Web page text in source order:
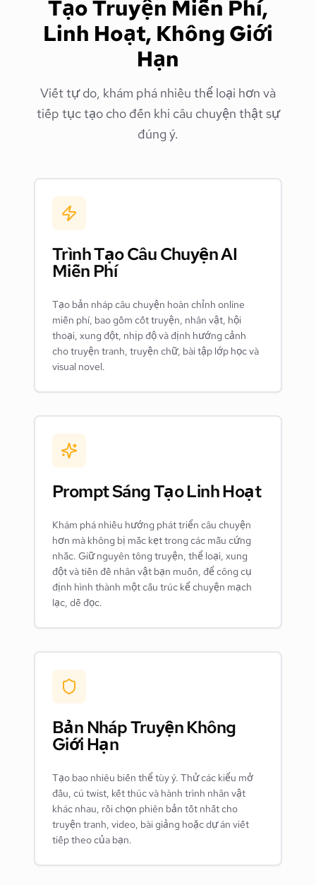
Tạo Truyện Miễn Phí,
Linh Hoạt, Không Giới
Hạn
Viết tự do, khám phá nhiều thể loại hơn và
tiếp tục tạo cho đến khi câu chuyện thật sự
đúng ý.
Trình Tạo Câu Chuyện AI
Miễn Phí
Tạo bản nháp câu chuyện hoàn chỉnh online
miễn phí, bao gồm cốt truyện, nhân vật, hội
thoại, xung đột, nhịp độ và định hướng cảnh
cho truyện tranh, truyện chữ, bài tập lớp học và
visual novel.
Prompt Sáng Tạo Linh Hoạt
Khám phá nhiều hướng phát triển câu chuyện
hơn mà không bị mắc kẹt trong các mẫu cứng
nhắc. Giữ nguyên tông truyện, thể loại, xung
đột và tiền đề nhân vật bạn muốn, để công cụ
định hình thành một cấu trúc kể chuyện mạch
lạc, dễ đọc.
Bản Nháp Truyện Không
Giới Hạn
Tạo bao nhiêu biến thể tùy ý. Thử các kiểu mở
đầu, cú twist, kết thúc và hành trình nhân vật
khác nhau, rồi chọn phiên bản tốt nhất cho
truyện tranh, video, bài giảng hoặc dự án viết
tiếp theo của bạn.